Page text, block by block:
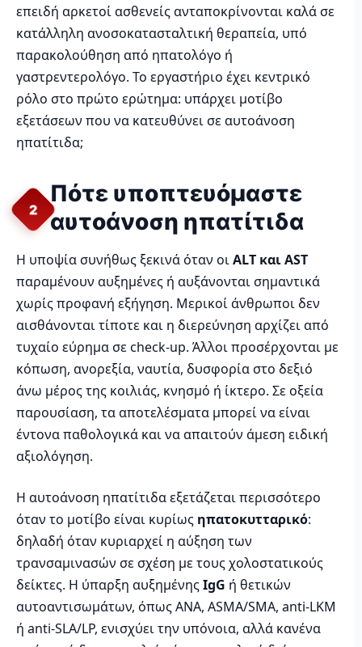
επειδή αρκετοί ασθενείς ανταποκρίνονται καλά σε
κατάλληλη ανοσοκατασταλτική θεραπεία, υπό
παρακολούθηση από ηπατολόγο ή
γαστρεντερολόγο. Το εργαστήριο έχει κεντρικό
ρόλο στο πρώτο ερώτημα: υπάρχει μοτίβο
εξετάσεων που να κατευθύνει σε αυτοάνοση
ηπατίτιδα;
2
Πότε υποπτευόμαστε
αυτοάνοση ηπατίτιδα
Η υποψία συνήθως ξεκινά όταν οιALT και AST
παραμένουν αυξημένες ή αυξάνονται σημαντικά
χωρίς προφανή εξήγηση. Μερικοί άνθρωποι δεν
αισθάνονται τίποτε και η διερεύνηση αρχίζει από
τυχαίο εύρημα σε check-up. Άλλοι προσέρχονται με
κόπωση, ανορεξία, ναυτία, δυσφορία στο δεξιό
άνω μέρος της κοιλιάς, κνησμό ή ίκτερο. Σε οξεία
παρουσίαση, τα αποτελέσματα μπορεί να είναι
έντονα παθολογικά και να απαιτούν άμεση ειδική
αξιολόγηση.
Η αυτοάνοση ηπατίτιδα εξετάζεται περισσότερο
όταν το μοτίβο είναι κυρίως ηπατοκυτταρικό:
δηλαδή όταν κυριαρχεί η αύξηση των
τρανσαμινασών σε σχέση με τους χολοστατικούς
δείκτες. Η ύπαρξη αυξημένηςIgG ή θετικών
αυτοαντισωμάτων, όπως ANA, ASMA/SMA, anti-LKM
ή anti-SLA/LP, ενισχύει την υπόνοια, αλλά κανένα